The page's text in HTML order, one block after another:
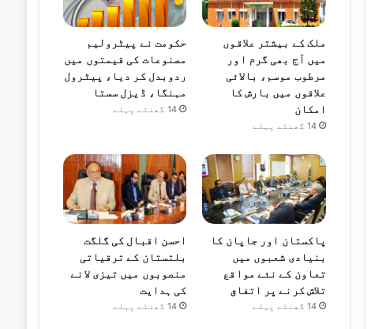
ملک کے بیشتر علاقوں
میں آج بھی گرم اور
مرطوب موسم، بالائی
علاقوں میں بارش کا
امکان
14 گھنٹے پہلے
حکومت نے پیٹرولیم
مصنوعات کی قیمتوں میں
ردوبدل کر دیا، پیٹرول
مہنگا، ڈیزل سستا
14 گھنٹے پہلے
پاکستان اور جاپان کا
بنیادی شعبوں میں
تعاون کے نئے مواقع
تلاش کرنے پر اتفاق
14 گھنٹے پہلے
احسن اقبال کی گلگت
بلتستان کے ترقیاتی
منصوبوں میں تیزی لانے
کی ہدایت
14 گھنٹے پہلے